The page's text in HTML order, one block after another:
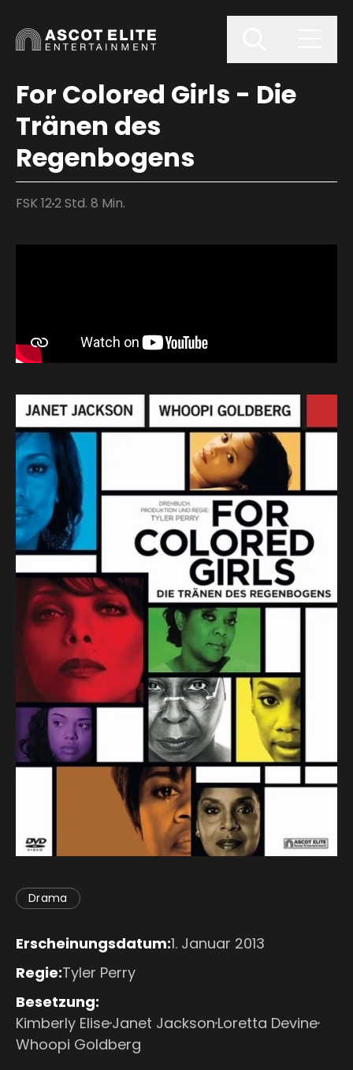
For Colored Girls - Die
Tränen des
Regenbogens
FSK 122 Std. 8 Min.
Drama
Erscheinungsdatum:1. Januar 2013
Regie:Tyler Perry
Besetzung:
Kimberly EliseJanet Jackson Loretta Devine
Whoopi Goldberg